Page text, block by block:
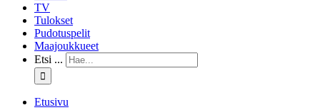
TV
Tulokset
Pudotuspelit
Maajoukkueet
Etsi ...
Etusivu